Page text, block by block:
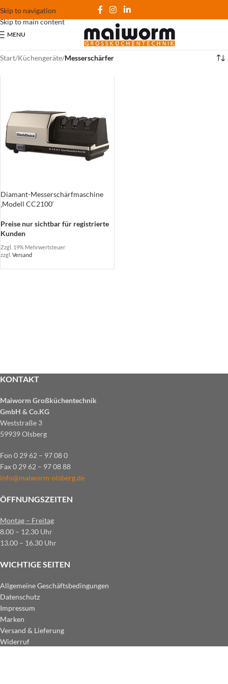
Skip to navigation
Skip to main content
MENU
Start/Küchengeräte/Messerschärfer
Diamant-Messerschärfmaschine
‚Modell CC2100‘
Preise nur sichtbar für registrierte
Kunden
Zzgl. 19% Mehrwertsteuer
zzgl. Versand
KONTAKT
Maiworm Großküchentechnik
GmbH & Co.KG
Weststraße 3
59939 Olsberg
Fon 0 29 62 – 97 08 0
Fax 0 29 62 – 97 08 88
info@maiworm-olsberg.de
ÖFFNUNGSZEITEN
Montag – Freitag
8.00 – 12.30 Uhr
13.00 – 16.30 Uhr
WICHTIGE SEITEN
Allgemeine Geschäftsbedingungen
Datenschutz
Impressum
Marken
Versand & Lieferung
Widerruf